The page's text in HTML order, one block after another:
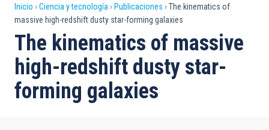
Sobrescribir
enlaces
de
ayuda
a
Inicio Ciencia y tecnología Publicaciones
The kinematics of
massive high-redshift dusty star-forming galaxies
The kinematics of massive
high-redshift dusty star-
forming galaxies